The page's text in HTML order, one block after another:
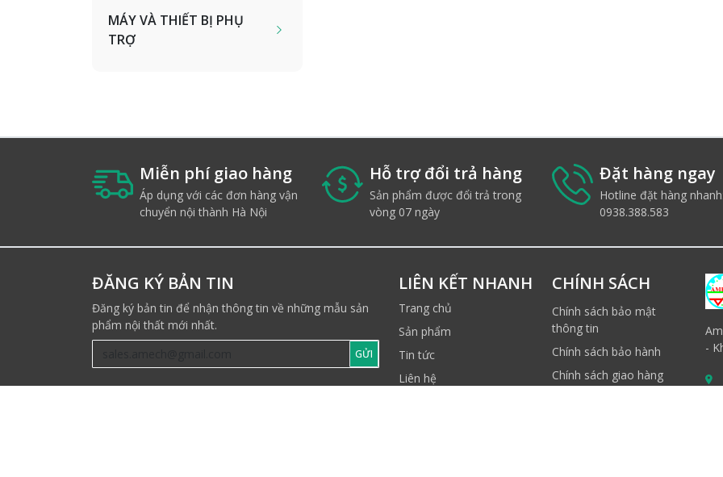
MÁY VÀ THIẾT BỊ PHỤ
TRỢ
Miễn phí giao hàng
Áp dụng với các đơn hàng vận
chuyển nội thành Hà Nội
Hỗ trợ đổi trả hàng
Sản phẩm được đổi trả trong
vòng 07 ngày
Đặt hàng ngay
Hotline đặt hàng
0938.388.583
ĐĂNG KÝ BẢN TIN
Đăng ký bản tin để nhận thông tin về những mẫu sản
phẩm nội thất mới nhất.
GỬI
LIÊN KẾT NHANH
Trang chủ
Sản phẩm
Tin tức
Liên hệ
CHÍNH SÁCH
Chính sách bảo mật
thông tin
Chính sách bảo hành
Chính sách giao hàng
-